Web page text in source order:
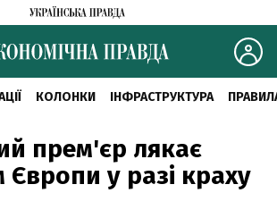
КОЛОНКИ ІНФРАСТРУКТУРА
прем'єр лякає
у разі краху